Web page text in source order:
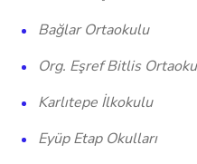
Bağlar Ortaokulu
Org. Eşref Bitlis
Karlıtepe İlkokulu
Eyüp Etap Okulları